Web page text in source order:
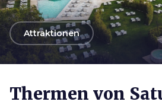
arrow_back
Attraktionen
Thermen von